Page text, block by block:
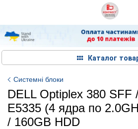
Каталог
Системні блоки
DELL Optiplex 380 SFF
E5335 (4 ядра по
/ 160GB HDD